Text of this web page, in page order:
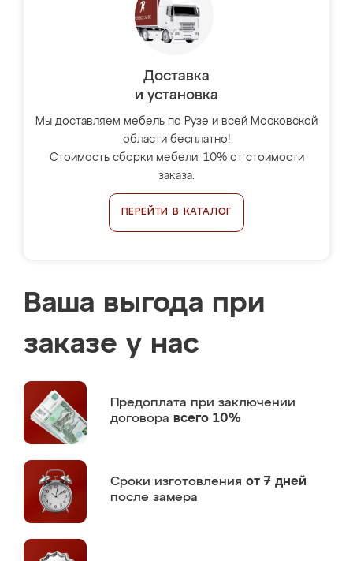
Доставка
и установка
Мы доставляем мебель по Рузе и всей Московской
области бесплатно!
Стоимость сборки мебели: 10% от стоимости
заказа.
ПЕРЕЙТИ В КАТАЛОГ
Ваша выгода при
заказе у нас
Предоплата при заключении
договора всего 10%
Сроки изготовления от 7 дней
после замера